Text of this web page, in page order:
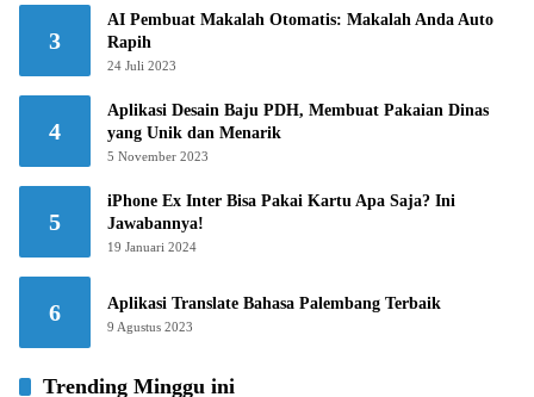
3
AI Pembuat Makalah Otomatis: Makalah Anda Auto
Rapih
24 Juli 2023
4
Aplikasi Desain Baju PDH, Membuat Pakaian Dinas
yang Unik dan Menarik
5 November 2023
5
iPhone Ex Inter Bisa Pakai Kartu Apa Saja? Ini
Jawabannya!
19 Januari 2024
6 Aplikasi Translate Bahasa Palembang Terbaik
9 Agustus 2023
Trending Minggu ini